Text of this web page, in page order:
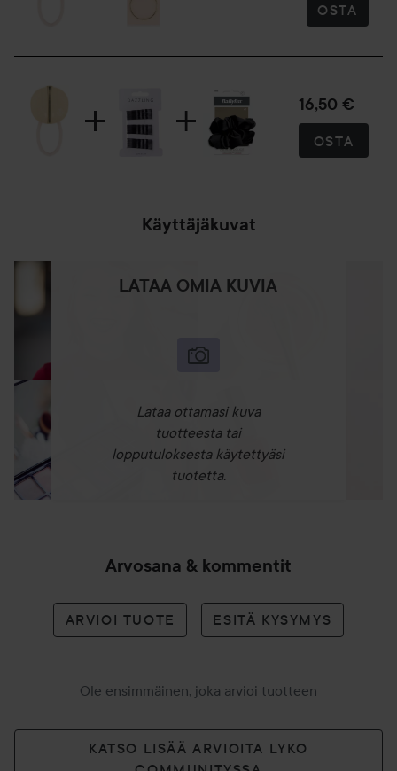
OSTA
16,50 €
OSTA
Käyttäjäkuvat
LATAA OMIA KUVIA
Lataa ottamasi kuva
tuotteesta tai
lopputuloksesta käytettyäsi
tuotetta.
Arvosana & kommentit
ARVIOI TUOTE ESITÄ KYSYMYS
Ole ensimmäinen, joka arvioi tuotteen
KATSO LISÄÄ ARVIOITA LYKO